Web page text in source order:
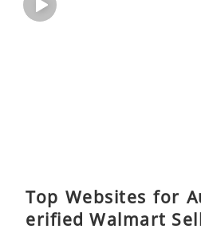
Top Websites for
erified Walmart